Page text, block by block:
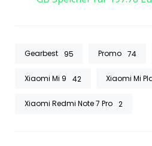
Gearbest 95 Promo 74
Xiaomi Mi 9 42 Xiaomi Mi
Xiaomi Redmi Note 7 Pro 2